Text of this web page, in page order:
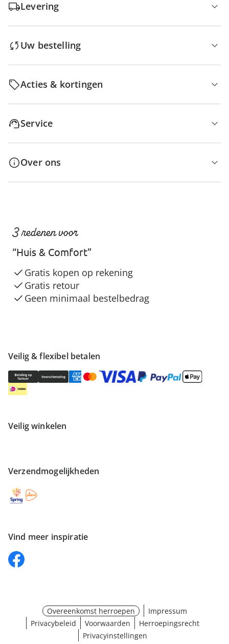
Levering
Uw bestelling
Acties & kortingen
Service
Over ons
Veilig & flexibel betalen
Veilig winkelen
Verzendmogelijkheden
Vind meer inspiratie
3 redenen voor
“Huis & Comfort”
Gratis kopen op rekening
Gratis retour
Geen minimaal bestelbedrag
Overeenkomst herroepen
Impressum
Privacybeleid
Voorwaarden
Herroepingsrecht
Privacyinstellingen